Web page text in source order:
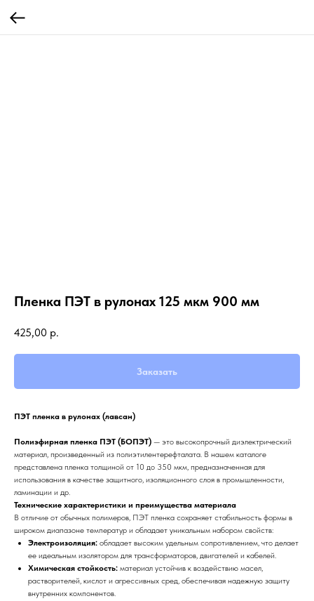
Пленка ПЭТ в рулонах 125 мкм 900 мм
425,00 р.
Заказать
ПЭТ пленка в рулонах (лавсан)
Полиэфирная пленка ПЭТ (БОПЭТ) — это высокопрочный диэлектрический
материал, произведенный из полиэтилентерефталата. В нашем каталоге
представлена пленка толщиной от 10 до 350 мкм, предназначенная для
использования в качестве защитного, изоляционного слоя в промышленности,
ламинации и др.
Технические характеристики и преимущества материала
В отличие от обычных полимеров, ПЭТ пленка сохраняет стабильность формы в
широком диапазоне температур и обладает уникальным набором свойств:
Электроизоляция: обладает высоким удельным сопротивлением, что делает
ее идеальным изолятором для трансформаторов, двигателей и кабелей.
Химическая стойкость: материал устойчив к воздействию масел,
растворителей, кислот и агрессивных сред, обеспечивая надежную защиту
внутренних компонентов.